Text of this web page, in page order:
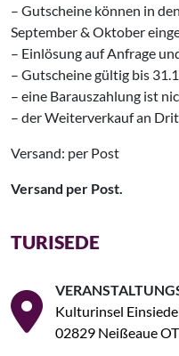
– Gutscheine können in
September & Oktober
– Einlösung auf Anfrage
– Gutscheine gültig bis
– eine Barauszahlung ist
– der Weiterverkauf an
Versand: per Post
Versand per Post.
TURISEDE
Kulturinsel
02829 Neißeaue